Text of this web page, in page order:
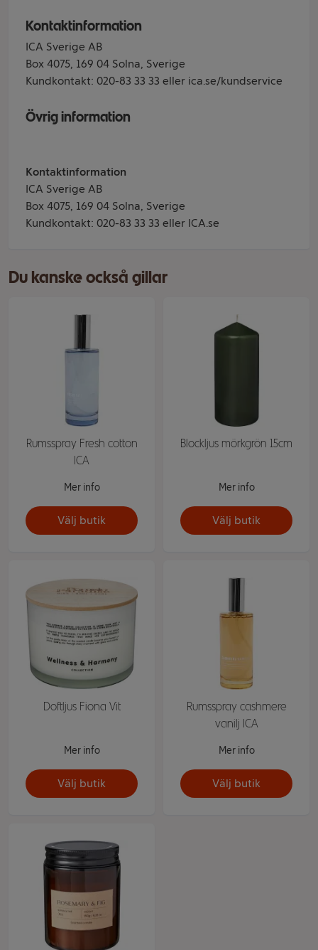
Kontaktinformation
ICA Sverige AB
Box 4075, 169 04 Solna, Sverige
Kundkontakt: 020-83 33 33 eller ica.se/kundservice
Övrig information
Kontaktinformation
ICA Sverige AB
Box 4075, 169 04 Solna, Sverige
Kundkontakt: 020-83 33 33 eller ICA.se
Du kanske också gillar
Rumsspray Fresh cotton
ICA
Mer info
Välj butik
Blockljus mörkgrön 15cm
Mer info
Välj butik
Doftljus Fiona Vit
Mer info
Välj butik
Rumsspray cashmere
vanilj ICA
Mer info
Välj butik